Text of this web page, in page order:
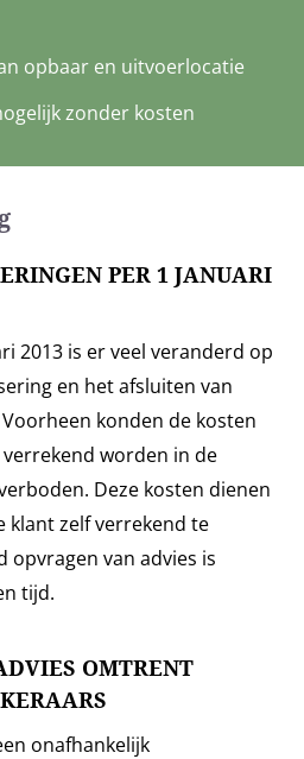
opbaar en uitvoerlocatie
zonder kosten
opbaar en uitvoerlocatie
zonder kosten
PER 1 JANUARI
2013 is er veel veranderd op
en het afsluiten van
konden de kosten
worden in de
Deze kosten dienen
klant zelf verrekend te
opvragen van advies is
tijd.
OMTRENT
onafhankelijk